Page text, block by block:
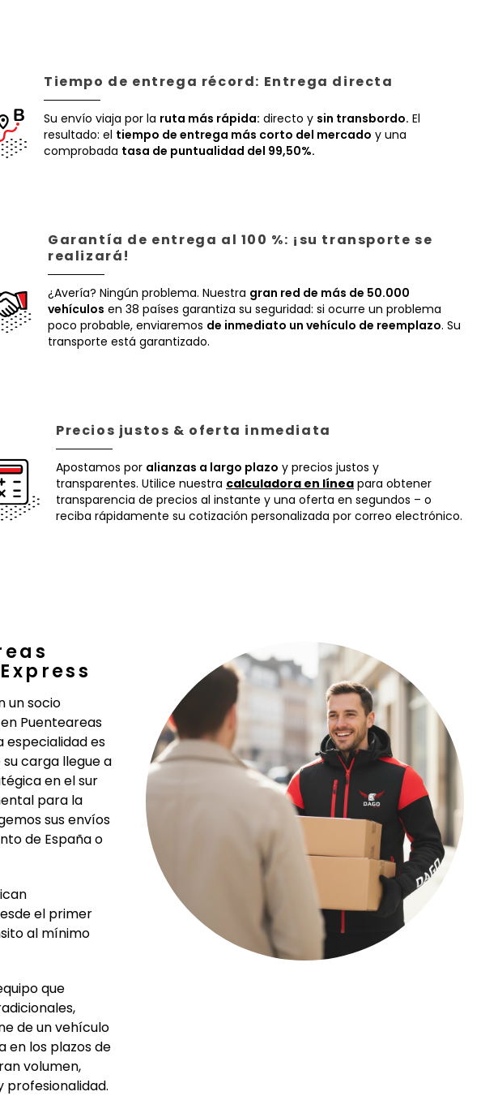
Tiempo de entrega récord: Entrega directa
Su envío viaja por la ruta más rápida: directo y sin transbordo. El
resultado: el tiempo de entrega más corto del mercado y una
comprobada tasa de puntualidad del 99,50%.
Garantía de entrega al 100 %: ¡su transporte se
realizará!
¿Avería? Ningún problema. Nuestra gran red de más de 50.000
vehículos en 38 países garantiza su seguridad: si ocurre un problema
poco probable, enviaremos de inmediato un vehículo de reemplazo. Su
transporte está garantizado.
Precios justos & oferta inmediata
Apostamos por alianzas a largo plazo y precios justos y
transparentes. Utilice nuestra calculadora en línea para obtener
transparencia de precios al instante y una oferta en segundos – o
reciba rápidamente su cotización personalizada por correo electrónico.
un socio
Puenteareas
especialidad es
carga llegue a
en el sur
para la
sus envíos
de España o
el primer
al mínimo
que
de un vehículo
en los plazos de
volumen,